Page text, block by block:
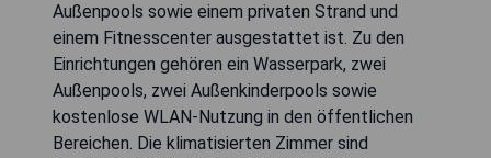
Außenpools sowie einem privaten Strand und
einem Fitnesscenter ausgestattet ist. Zu den
Einrichtungen gehören ein Wasserpark, zwei
Außenpools, zwei Außenkinderpools sowie
kostenlose WLAN-Nutzung in den öffentlichen
Bereichen. Die klimatisierten Zimmer sind